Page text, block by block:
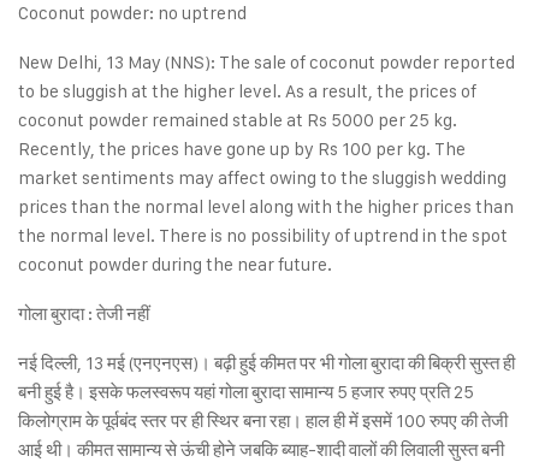
Coconut powder: no uptrend
New Delhi, 13 May (NNS): The sale of coconut powder reported
to be sluggish at the higher level. As a result, the prices of
coconut powder remained stable at Rs 5000 per 25 kg.
Recently, the prices have gone up by Rs 100 per kg. The
market sentiments may affect owing to the sluggish wedding
prices than the normal level along with the higher prices than
the normal level. There is no possibility of uptrend in the spot
coconut powder during the near future.
गोला बुरादा : तेजी नहीं
नई दिल्ली, 13 मई (एनएनएस)। बढ़ी हुई कीमत पर भी गोला बुरादा की बिक्री सुस्त ही
बनी हुई है। इसके फलस्वरूप यहां गोला बुरादा सामान्य 5 हजार रुपए प्रति 25
किलोग्राम के पूर्वबंद स्तर पर ही स्थिर बना रहा। हाल ही में इसमें 100 रुपए की तेजी
आई थी। कीमत सामान्य से ऊंची होने जबकि ब्याह-शादी वालों की लिवाली सुस्त बनी